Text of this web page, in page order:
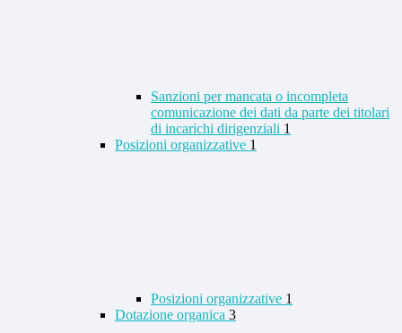
Sanzioni per mancata o incompleta
comunicazione dei dati da parte dei titolari
di incarichi dirigenziali 1
Posizioni organizzative 1
Posizioni organizzative 1
Dotazione organica 3